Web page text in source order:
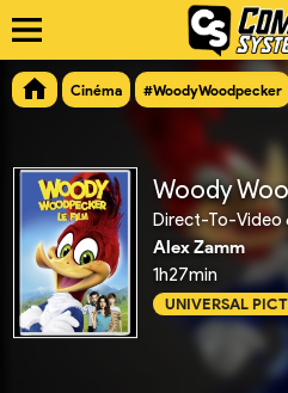
Cinéma #WoodyWoodpecker
Woody
Direct-To-Video
Alex Zamm
1h27min
UNIVERSAL